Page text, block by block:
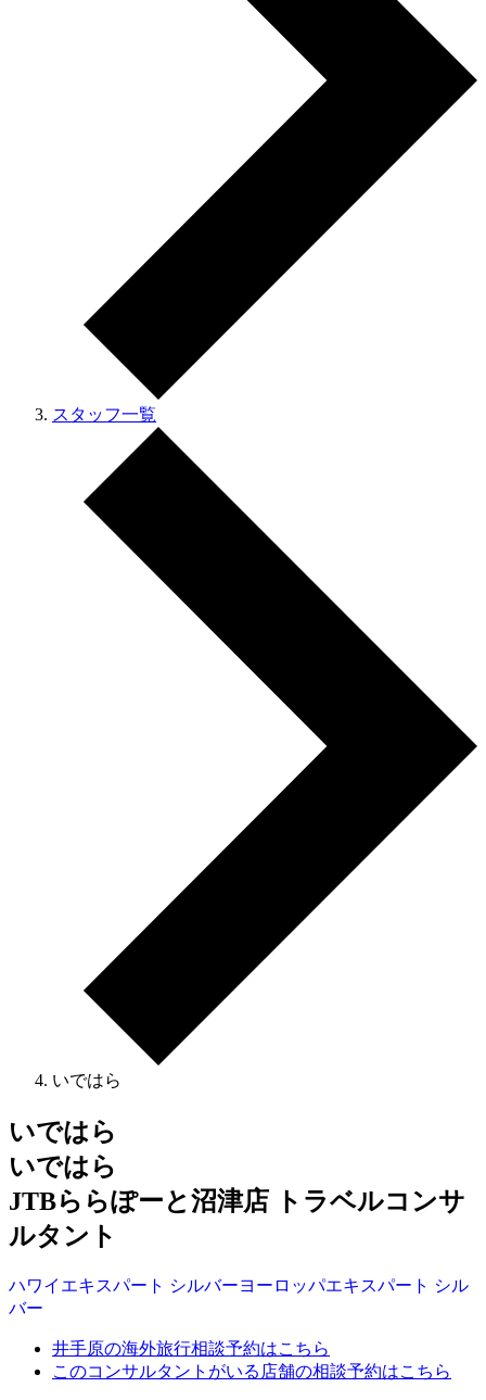
スタッフ一覧
いではら
いではら
いではら
JTBららぽーと沼津店 トラベルコンサ
ルタント
ハワイ エキスパート シルバーヨーロッパエキスパート シル
バー
井手原の海外旅行相談予約はこちら
このコンサルタントがいる店舗の相談予約はこちら